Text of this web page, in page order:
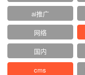
ai推广
网络‌
国内
cms